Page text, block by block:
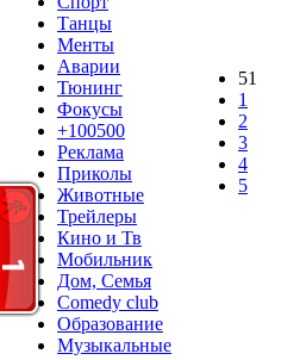
Танцы
Менты
Аварии
Тюнинг
Фокусы
+100500
Реклама
Приколы
Животные
Трейлеры
Кино и Тв
Мобильник
Дом, Семья
Comedy club
Образование
Музыкальные
51
1
2
3
4
5